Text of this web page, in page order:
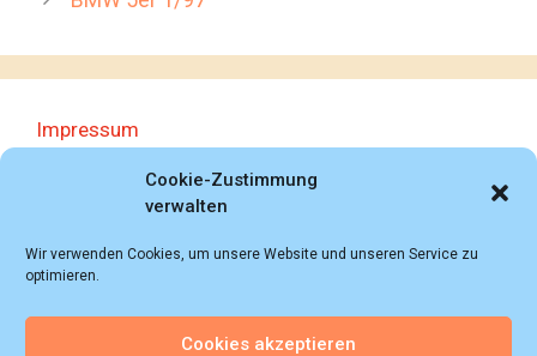
Cookie-Zustimmung
verwalten
Wir verwenden Cookies, um unsere Website und unseren Service zu
optimieren.
Cookies akzeptieren
Impressum
Datenschutzerklärung